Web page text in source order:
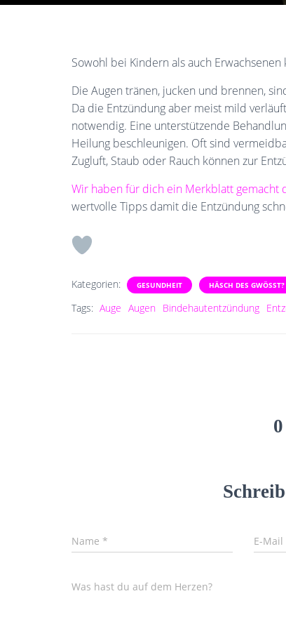
Sowohl bei Kindern als auch
Die Augen tränen, jucken und brennen,
Da die Entzündung aber meist mild
notwendig. Eine unterstützende
Heilung beschleunigen. Oft sind
Zugluft, Staub oder Rauch können zur
Wir haben für dich ein Merkblatt gemacht
wertvolle Tipps damit die Entzündung
Kategorien: GESUNDHEIT HÄSCH DES GWÖSST?
Tags: Auge Augen Bindehautentzündung
Name * E-Mail
Was hast du auf dem Herzen?